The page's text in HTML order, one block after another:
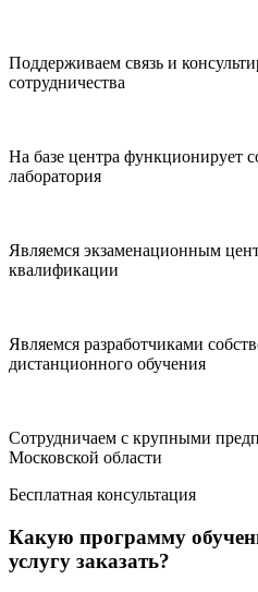
Поддерживаем связь и
сотрудничества
На базе центра функционирует
лаборатория
Являемся экзаменационным
квалификации
Являемся разработчиками
дистанционного обучения
Сотрудничаем с крупными
Московской области
Бесплатная консультация
Какую программу
услугу заказать?